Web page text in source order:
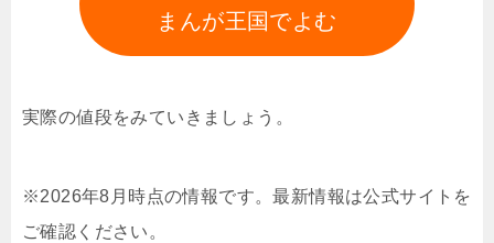
まんが王国でよむ
実際の値段をみていきましょう。
※2026年8月時点の情報です。最新情報は公式サイトを
ご確認ください。